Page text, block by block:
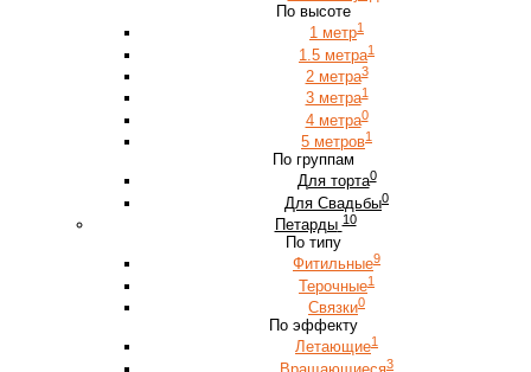
По высоте
1 метр1
1.5 метра1
2 метра3
3 метра1
4 метра0
5 метров1
По группам
Для торта0
Для Свадьбы0
Петарды 10
По типу
Фитильные9
Терочные1
Связки0
По эффекту
Летающие1
3